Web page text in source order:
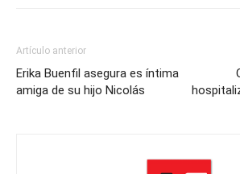
Artículo anterior
Erika Buenfil asegura es íntima
amiga de su hijo Nicolás